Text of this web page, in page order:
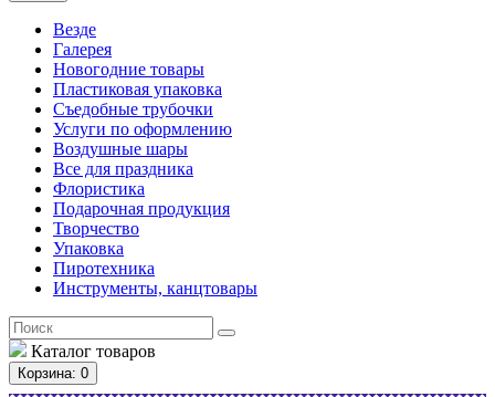
Везде
Галерея
Новогодние товары
Пластиковая упаковка
Съедобные трубочки
Услуги по оформлению
Воздушные шары
Все для праздника
Флористика
Подарочная продукция
Творчество
Упаковка
Пиротехника
Инструменты, канцтовары
Каталог товаров
Корзина: 0